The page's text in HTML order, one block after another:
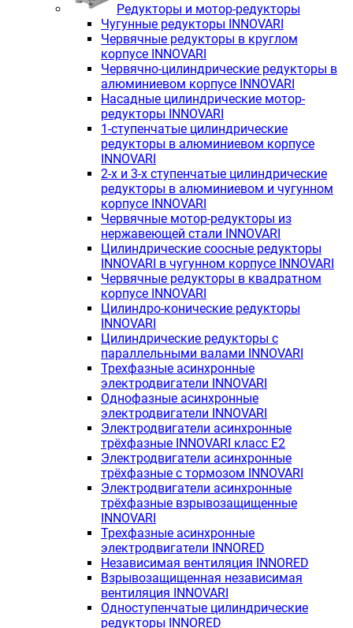
Редукторы и мотор-редукторы
Чугунные редукторы INNOVARI
Червячные редукторы в круглом
корпусе INNOVARI
Червячно-цилиндрические редукторы в
алюминиевом корпусе INNOVARI
Насадные цилиндрические мотор-
редукторы INNOVARI
1-ступенчатые цилиндрические
редукторы в алюминиевом корпусе
INNOVARI
2-х и 3-х ступенчатые цилиндрические
редукторы в алюминиевом и чугунном
корпусе INNOVARI
Червячные мотор-редукторы из
нержавеющей стали INNOVARI
Цилиндрические соосные редукторы
INNOVARI в чугунном корпусе INNOVARI
Червячные редукторы в квадратном
корпусе INNOVARI
Цилиндро-конические редукторы
INNOVARI
Цилиндрические редукторы с
параллельными валами INNOVARI
Трехфазные асинхронные
электродвигатели INNOVARI
Однофазные асинхронные
электродвигатели INNOVARI
Электродвигатели асинхронные
трёхфазные INNOVARI класс E2
Электродвигатели асинхронные
трёхфазные с тормозом INNOVARI
Электродвигатели асинхронные
трёхфазные взрывозащищенные
INNOVARI
Трехфазные асинхронные
электродвигатели INNORED
Независимая вентиляция INNORED
Взрывозащищенная независимая
вентиляция INNOVARI
Одноступенчатые цилиндрические
редукторы INNORED